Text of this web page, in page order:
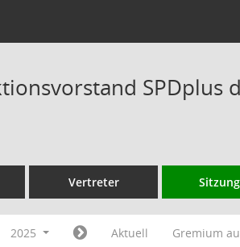
SPDplus
Vertreter
2025 Aktuell Gremium